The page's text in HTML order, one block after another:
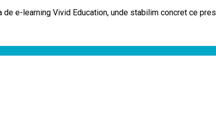
e-learning Vivid Education, unde stabilim concret ce